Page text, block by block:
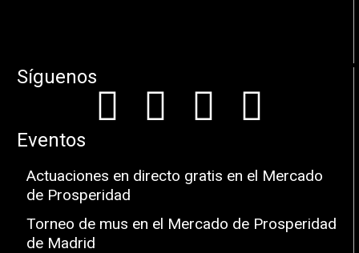
Síguenos
Eventos
Actuaciones en directo gratis en el Mercado
de Prosperidad
Torneo de mus en el Mercado de Prosperidad
de Madrid